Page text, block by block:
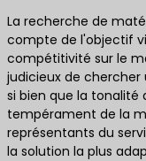
La recherche de
compte de l'objectif
compétitivité sur le
judicieux de
si bien que la tonalité
tempérament de la
représentants du
la solution la plus